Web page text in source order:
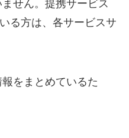
せん。提携サービス
る方は、各サービスサ
をまとめているた